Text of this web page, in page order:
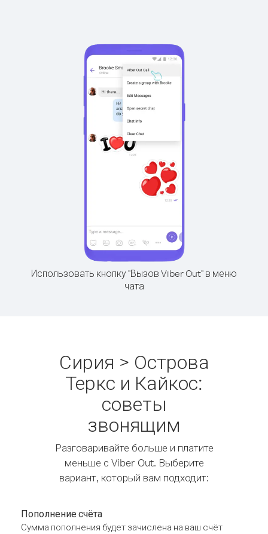
Использовать кнопку "Вызов Viber Out" в меню
чата
Сирия > Острова
Теркс и Кайкос:
советы
звонящим
Разговаривайте больше и платите
меньше с Viber Out. Выберите
вариант, который вам подходит:
Пополнение счёта
Сумма пополнения будет зачислена на ваш счёт